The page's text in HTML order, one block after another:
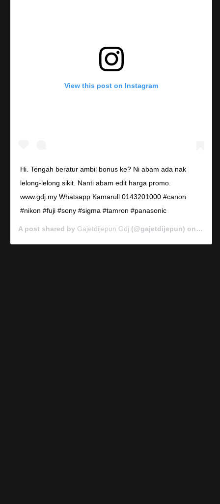
View this post on Instagram
Hi. Tengah beratur ambil bonus ke? Ni abam ada nak
lelong-lelong sikit. Nanti abam edit harga promo.
www.gdj.my Whatsapp Kamarull 0143201000 #canon
#nikon #fuji #sony #sigma #tamron #panasonic
A post shared by Gajetdijepun Gdj (@gajetdijepun) on Jan 7,